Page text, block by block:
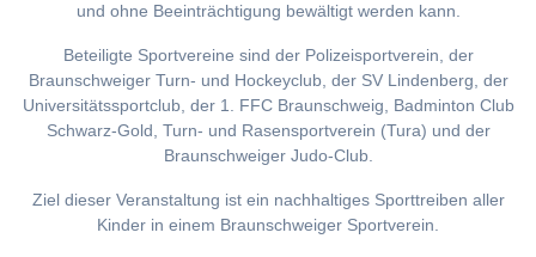
und ohne Beeinträchtigung bewältigt werden kann.
Beteiligte Sportvereine sind der Polizeisportverein, der
Braunschweiger Turn- und Hockeyclub, der SV Lindenberg, der
Universitätssportclub, der 1. FFC Braunschweig, Badminton Club
Schwarz-Gold, Turn- und Rasensportverein (Tura) und der
Braunschweiger Judo-Club.
Ziel dieser Veranstaltung ist ein nachhaltiges Sporttreiben aller
Kinder in einem Braunschweiger Sportverein.